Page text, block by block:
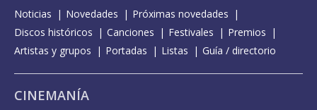
Noticias Novedades
Próximas novedades
Discos históricos
Canciones Festivales
Premios
Artistas y grupos
Portadas Listas Guía / directorio
CINEMANÍA